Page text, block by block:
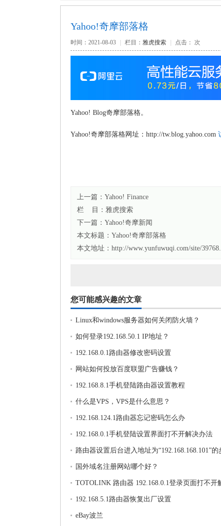
Yahoo!奇摩部落格
时间：2021-08-03 栏目： 雅虎搜索 点击： 次
Yahoo! Blog奇摩部落格。
Yahoo!奇摩部落格网址：http://tw.blog.yahoo.com
上一篇： Yahoo! Finance
栏 目： 雅虎搜索
下一篇： Yahoo!奇摩新闻
本文标题： Yahoo!奇摩部落格
本文地址：http://www.yunfuwuqi.com/site/
您可能感兴趣的文章
Linux和windows服务器如何关闭防火墙？
如何登录192.168.50.1 IP地址？
192.168.0.1路由器修改密码设置
网站如何投放百度联盟广告赚钱？
192.168.8.1手机登陆路由器设置教程
什么是VPS，VPS是什么意思？
192.168.124.1路由器忘记密码怎么办
192.168.0.1手机登陆设置界面打不开解决办法
路由器设置后台进入地址为“192.168.168.101”的
国外域名注册网站哪个好？
TOTOLINK 路由器 192.168.0.1登录页面打不开
法
192.168.5.1路由器恢复出厂设置
eBay波兰